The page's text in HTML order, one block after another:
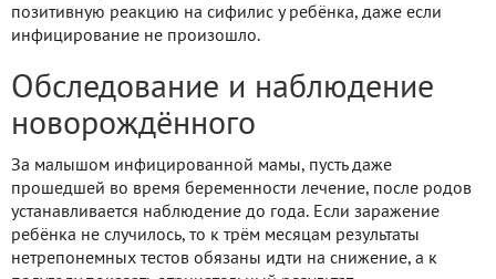
позитивную реакцию на сифилис у ребёнка, даже если
инфицирование не произошло.
Обследование и наблюдение
новорождённого
За малышом инфицированной мамы, пусть даже
прошедшей во время беременности лечение, после родов
устанавливается наблюдение до года. Если заражение
ребёнка не случилось, то к трём месяцам результаты
нетрепонемных тестов обязаны идти на снижение, а к